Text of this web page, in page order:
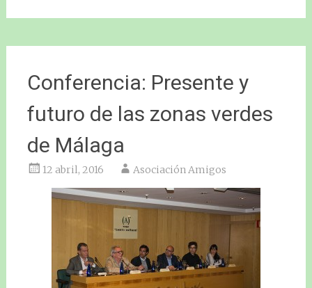
Conferencia: Presente y
futuro de las zonas verdes
de Málaga
12 abril, 2016 Asociación Amigos